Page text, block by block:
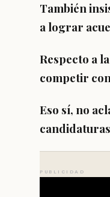
También
a lograr
Respecto a
competir
Eso sí, no
PUBLICIDAD